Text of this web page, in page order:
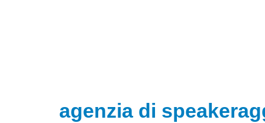
agenzia di